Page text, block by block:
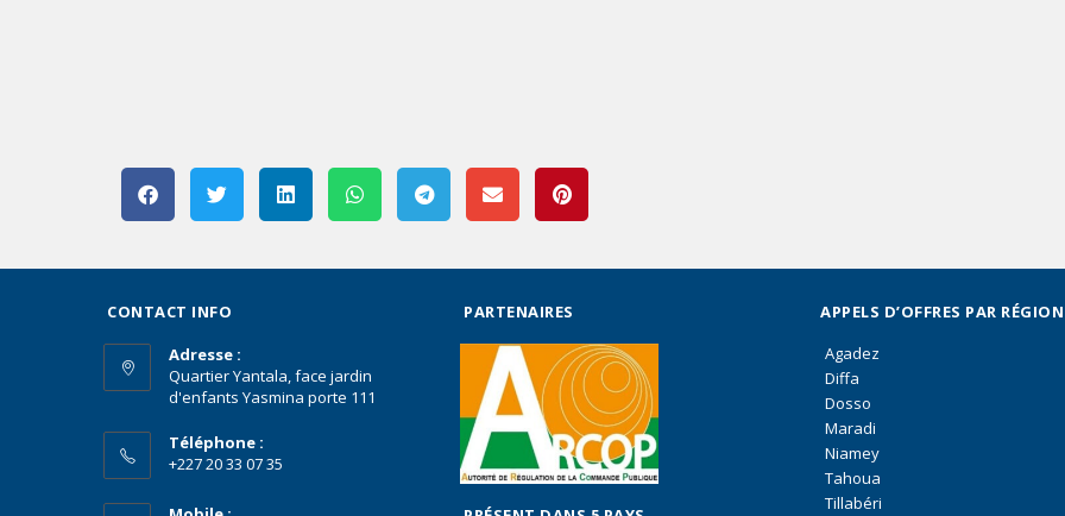
CONTACT INFO
Adresse :
Quartier Yantala, face jardin
d'enfants Yasmina porte 111
Téléphone :
+227 20 33 07 35
PARTENAIRES
APPELS D’OFFRES PAR RÉGION
Agadez
Diffa
Dosso
Maradi
Niamey
Tahoua
Tillabéri